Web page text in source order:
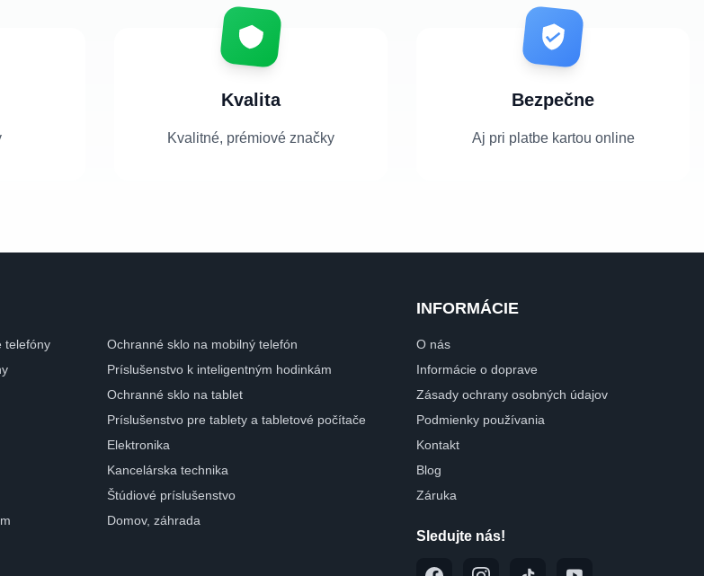
Kvalita
Kvalitné, prémiové značky
Bezpečne
Aj pri platbe kartou online
telefóny
Ochranné sklo na mobilný telefón
Príslušenstvo k inteligentným hodinkám
Ochranné sklo na tablet
Príslušenstvo pre tablety a tabletové počítače
Elektronika
Kancelárska technika
Štúdiové príslušenstvo
Domov, záhrada
INFORMÁCIE
O nás
Informácie o doprave
Zásady ochrany osobných údajov
Podmienky používania
Kontakt
Blog
Záruka
Sledujte nás!